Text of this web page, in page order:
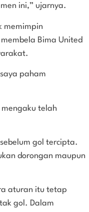
ini,” ujarnya.
memimpin
Bima United
paham
telah
gol tercipta.
dorongan maupun
aturan itu tetap
gol. Dalam